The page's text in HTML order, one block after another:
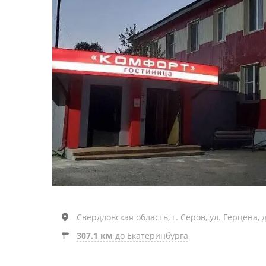
Свердловская область, г. Серов, ул. Герцена,
307.1 км до Екатеринбурга